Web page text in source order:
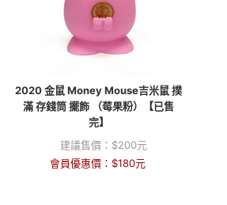
2020 金鼠 Money Mouse吉米鼠 撲
滿 存錢筒 擺飾 （莓果粉）【已售
完】
建議售價： $200元
會員優惠價： $180元